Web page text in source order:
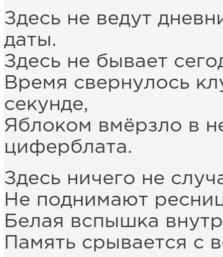
Здесь не ведут
даты.
Здесь не бывает
Время свернулось
секунде,
Яблоком вмёрзло в
циферблата.
Здесь ничего не
Не поднимают
Белая вспышка
Память срывается с